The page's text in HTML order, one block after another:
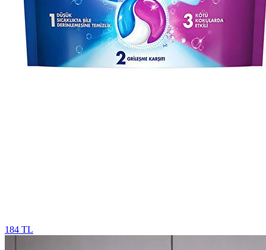
184 TL